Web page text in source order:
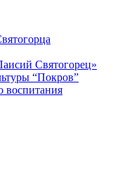
Святогорец»
“Покров”
воспитания